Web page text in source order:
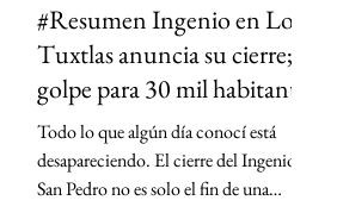
#Resumen Ingenio en Los
Tuxtlas anuncia su cierre;
golpe para 30 mil habitantes
Todo lo que algún día conocí está
desapareciendo. El cierre del Ingenio
San Pedro no es solo el fin de una